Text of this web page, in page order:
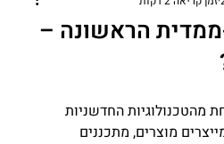
הראשונה –
החדשניות
מוצרים, מתכננים